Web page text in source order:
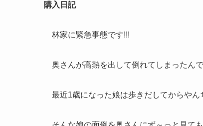
購入日記
林家に緊急事態です!!!
奥さんが高熱を出して倒れてしまったんで
最近1歳になった娘は歩きだしてからやん